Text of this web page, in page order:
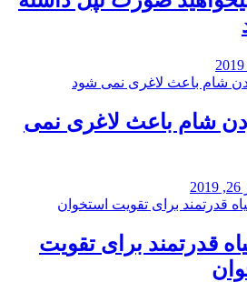
شام باعث لاغری نمی
قدرتمند برای تقویت